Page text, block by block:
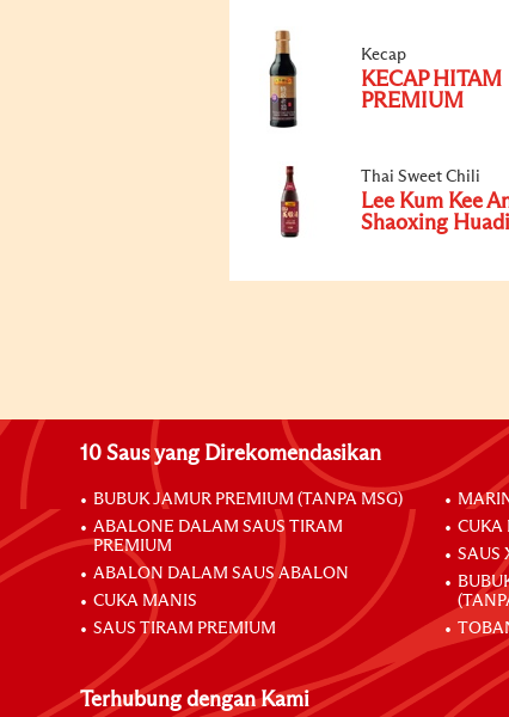
Kecap
KECAP HITAM
PREMIUM
Thai Sweet Chili
Lee Kum Kee
Shaoxing
10 Saus yang Direkomendasikan
BUBUK JAMUR PREMIUM (TANPA MSG)
ABALONE DALAM SAUS TIRAM
PREMIUM
ABALON DALAM SAUS ABALON
CUKA MANIS
SAUS TIRAM PREMIUM
CUKA
SAUS
Terhubung dengan Kami